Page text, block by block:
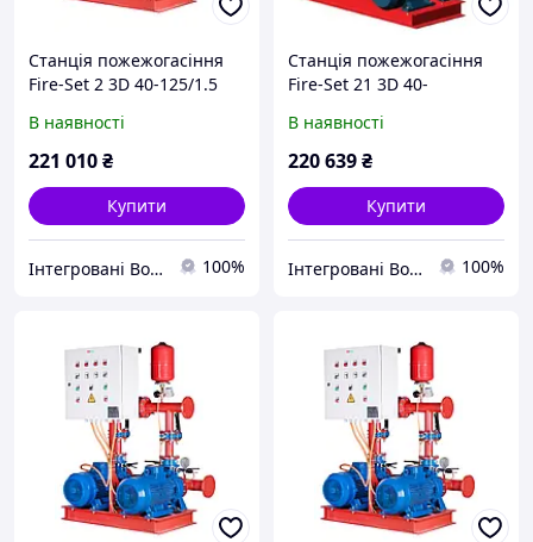
Станція пожежогасіння
Fire-Set 2 3D 40-125/1.5
(1роб+1рез)
Сертифікована ДСНС
В наявності
221 010₴
Купити
Інтегровані Водні Технології ТОВ 100%
Станція пожежогасіння
Fire-Set 21 3D 40-
DPCs Q=30м3/год. Н=19.2м
(1роб+1рез+1насос-
В наявності
220 639₴
Купити
Інтегровані Водні Технології ТОВ 100%